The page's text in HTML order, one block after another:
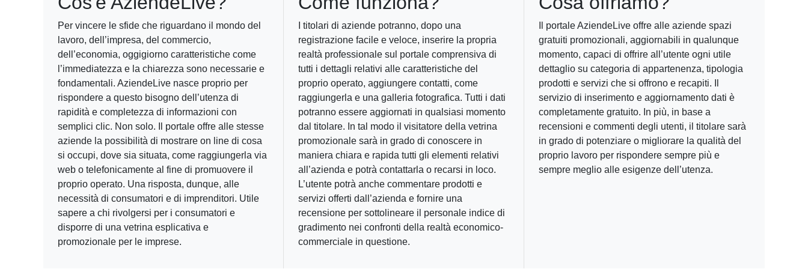
Per vincere le sfide che riguardano il mondo del
lavoro, dell’impresa, del commercio,
dell’economia, oggigiorno caratteristiche come
l’immediatezza e la chiarezza sono necessarie e
fondamentali. AziendeLive nasce proprio per
rispondere a questo bisogno dell’utenza di
rapidità e completezza di informazioni con
semplici clic. Non solo. Il portale offre alle stesse
aziende la possibilità di mostrare on line di cosa
si occupi, dove sia situata, come raggiungerla via
web o telefonicamente al fine di promuovere il
proprio operato. Una risposta, dunque, alle
necessità di consumatori e di imprenditori. Utile
sapere a chi rivolgersi per i consumatori e
disporre di una vetrina esplicativa e
promozionale per le imprese.
I titolari di aziende potranno, dopo una
registrazione facile e veloce, inserire la propria
realtà professionale sul portale comprensiva di
tutti i dettagli relativi alle caratteristiche del
proprio operato, aggiungere contatti, come
raggiungerla e una galleria fotografica. Tutti i dati
potranno essere aggiornati in qualsiasi momento
dal titolare. In tal modo il visitatore della vetrina
promozionale sarà in grado di conoscere in
maniera chiara e rapida tutti gli elementi relativi
all’azienda e potrà contattarla o recarsi in loco.
L’utente potrà anche commentare prodotti e
servizi offerti dall’azienda e fornire una
recensione per sottolineare il personale indice di
gradimento nei confronti della realtà economico-
commerciale in questione.
Il portale AziendeLive offre alle aziende spazi
gratuiti promozionali, aggiornabili in qualunque
momento, capaci di offrire all’utente ogni utile
dettaglio su categoria di appartenenza, tipologia
prodotti e servizi che si offrono e recapiti. Il
servizio di inserimento e aggiornamento dati è
completamente gratuito. In più, in base a
recensioni e commenti degli utenti, il titolare sarà
in grado di potenziare o migliorare la qualità del
proprio lavoro per rispondere sempre più e
sempre meglio alle esigenze dell’utenza.